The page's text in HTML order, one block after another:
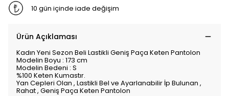
10 gün içinde iade değişim
Ürün Açıklaması
Kadın Yeni Sezon Beli Lastikli Geniş Paça Keten Pantolon
Modelin Boyu : 173 cm
Modelin Bedeni : S
%100 Keten Kumastır.
Yan Cepleri Olan , Lastikli Bel ve Ayarlanabilir İp Bulunan ,
Rahat , Geniş Paça Keten Pantolon